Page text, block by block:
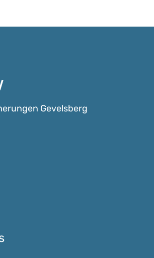
Gevelsberg